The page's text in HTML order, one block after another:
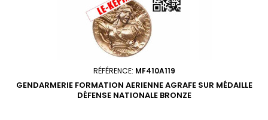
RÉFÉRENCE: MF410A119
GENDARMERIE FORMATION AERIENNE AGRAFE SUR MÉDAILLE
DÉFENSE NATIONALE BRONZE